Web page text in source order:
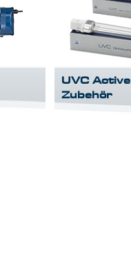
UVC Active
Zubehör